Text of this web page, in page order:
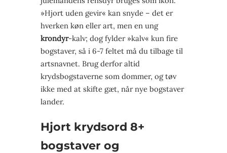
»Hjort uden gevir« kan snyde – det er
hverken køn eller art, men en ung
krondyr-kalv; dog fylder »kalv« kun fire
bogstaver, så i 6-7 feltet må du tilbage til
artsnavnet. Brug derfor altid
krydsbogstaverne som dommer, og tøv
ikke med at skifte gæt, når nye bogstaver
lander.
Hjort krydsord 8+
bogstaver og